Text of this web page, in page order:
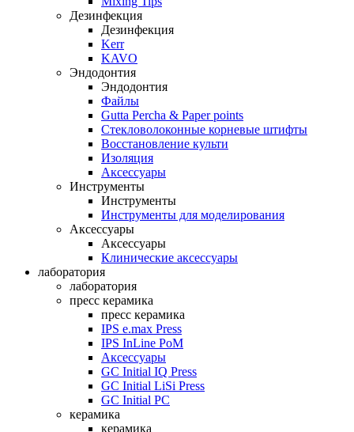
Дезинфекция
Дезинфекция
Kerr
KAVO
Эндодонтия
Эндодонтия
Файлы
Gutta Percha & Paper points
Стекловолоконные корневые штифты
Восстановление культи
Изоляция
Аксессуары
Инструменты
Инструменты
Инструменты для моделирования
Аксессуары
Аксессуары
Клинические аксессуары
лаборатория
лаборатория
пресс керамика
пресс керамика
IPS e.max Press
IPS InLine PoM
Аксессуары
GC Initial IQ Press
GC Initial LiSi Press
GC Initial PC
керамика
керамика